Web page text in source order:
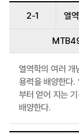
2-1 열
열역학의 여러 개
용력을 배양한다.
부터 얻어 지는
배양한다.